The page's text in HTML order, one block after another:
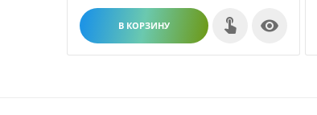
В КОРЗИНУ 